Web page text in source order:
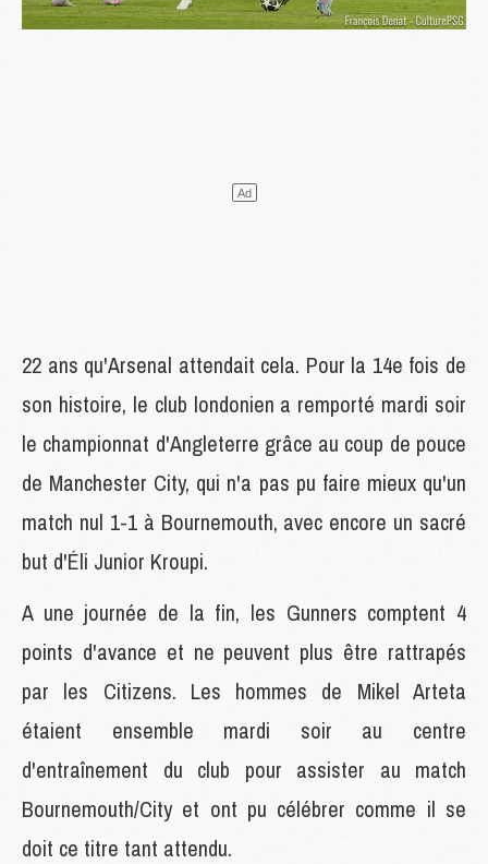
22 ans qu'Arsenal attendait cela. Pour la 14e fois de
son histoire, le club londonien a remporté mardi soir
le championnat d'Angleterre grâce au coup de pouce
de Manchester City, qui n'a pas pu faire mieux qu'un
match nul 1-1 à Bournemouth, avec encore un sacré
but d'Éli Junior Kroupi.
A une journée de la fin, les Gunners comptent 4
points d'avance et ne peuvent plus être rattrapés
par les Citizens. Les hommes de Mikel Arteta
étaient ensemble mardi soir au centre
d'entraînement du club pour assister au match
Bournemouth/City et ont pu célébrer comme il se
doit ce titre tant attendu.